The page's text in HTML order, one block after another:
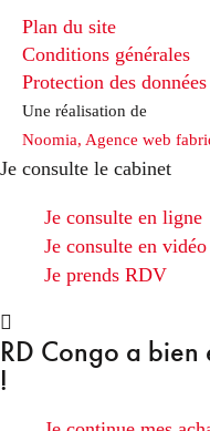
Plan du site
Conditions générales
Protection des
Une réalisation de
Noomia, Agence web
Je consulte le cabinet
Je consulte en ligne
Je consulte en vidéo
Je prends RDV
RD Congo a bien
!